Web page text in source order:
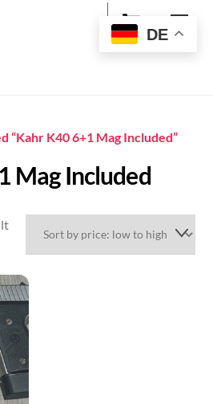
Cart
“Kahr K40 6+1 Mag Included”
Mag Included
DE